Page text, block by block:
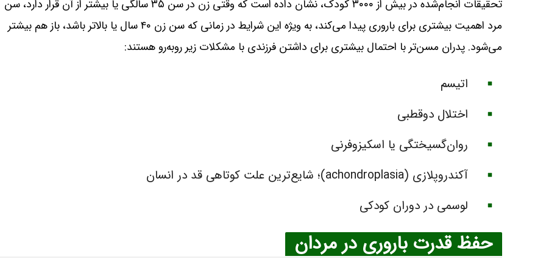
تحقیقات انجام‌شده در بیش از ۳۰۰۰ کودک، نشان داده است که وقتی زن در سن ۳۵ سالگی یا بیشتر از آن قرار دارد، سن
مرد اهمیت بیشتری برای باروری پیدا می‌‌کند، به ویژه این شرایط در زمانی که سن زن ۴۰ سال یا بالاتر باشد، باز هم بیشتر
می‌شود. پدران مسن‌تر با احتمال بیشتری برای داشتن فرزندی با مشکلات زیر روبه‌رو هستند:
اتیسم
اختلال دوقطبی
روان‌گسیختگی یا اسکیزوفرنی
آکندروپلازی (achondroplasia)؛ شایع‌ترین علت کوتاهی قد در انسان
لوسمی در دوران کودکی
حفظ قدرت باروری در مردان